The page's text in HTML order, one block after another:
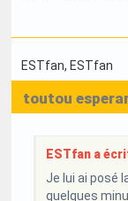
ESTfan, ESTfan
toutou
ESTfan a
Je lui ai posé
quelques